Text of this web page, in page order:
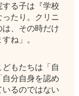
る子は『学校
たり。クリニ
、その時だけ
ね」。
もたちは「自
分自身を認め
るのではない